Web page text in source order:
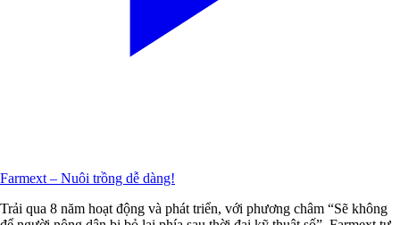
Farmext – Nuôi trồng dễ dàng!
Trải qua 8 năm hoạt động và phát triển, với phương châm “Sẽ không